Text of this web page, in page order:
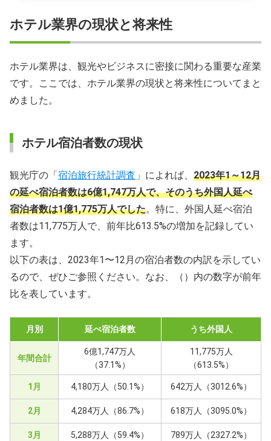
ホテル業界の現状と将来性
ホテル業界は、観光やビジネスに密接に関わる重要な産業
です。ここでは、ホテル業界の現状と将来性についてまと
めました。
ホテル宿泊者数の現状
観光庁の「 宿泊旅行統計調査 」によれば、 2023年1～12月
の延べ宿泊者数は6億1,747万人で、そのうち外国人延べ
宿泊者数は1億1,775万人でした。特に、外国人延べ宿泊
者数は11,775万人で、前年比613.5%の増加を記録してい
ます。
以下の表は、2023年1〜12月の宿泊者数の内訳を示してい
るので、ぜひご参照ください。なお、（）内の数字が前年
比を表しています。
月別 延べ宿泊者数 うち外国人
年間合計
6億1,747万人
（37.1%）
11,775万人
（613.5%）
1月 4,180万人（50.1%） 642万人（3012.6%）
2月 4,284万人（86.7%） 618万人（3095.0%）
3月 5,288万人（59.4%） 789万人（2327.2%）